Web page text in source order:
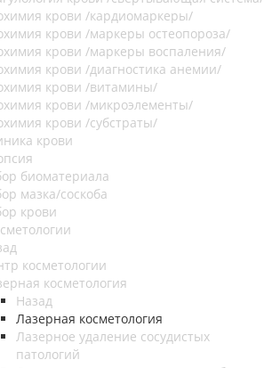
крови /кардиомаркеры/
крови /маркеры остеопороза/
крови /маркеры воспаления/
крови /диагностика анемии/
крови /витамины/
крови /микроэлементы/
крови /субстраты/
крови
биоматериала
мазка/соскоба
крови
косметологии
косметология
Назад
Лазерная косметология
Лазерное удаление сосудистых
патологий